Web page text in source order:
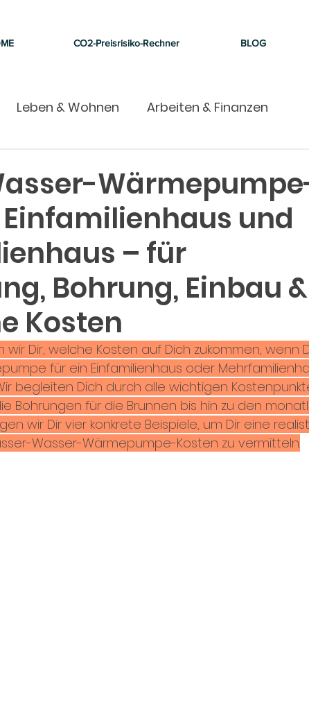
CO2-Preisrisiko-Rechner BLOG
Leben & Wohnen Arbeiten & Finanzen
und
– für
Bohrung, Einbau &
Kosten
wir Dir, welche Kosten auf Dich zukommen, wenn
für ein Einfamilienhaus oder
begleiten Dich durch alle wichtigen
Bohrungen für die Brunnen bis hin zu den
wir Dir vier konkrete Beispiele, um Dir eine
Wasser-Wärmepumpe-Kosten zu vermitteln.